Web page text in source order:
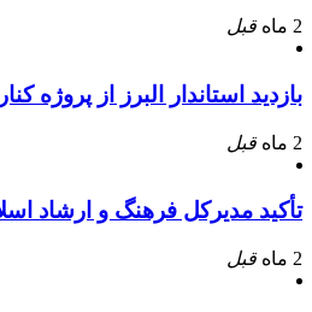
2 ماه قبل
بازدید استاندار البرز از پروژه
2 ماه قبل
تأکید مدیرکل فرهنگ و ارشاد
2 ماه قبل